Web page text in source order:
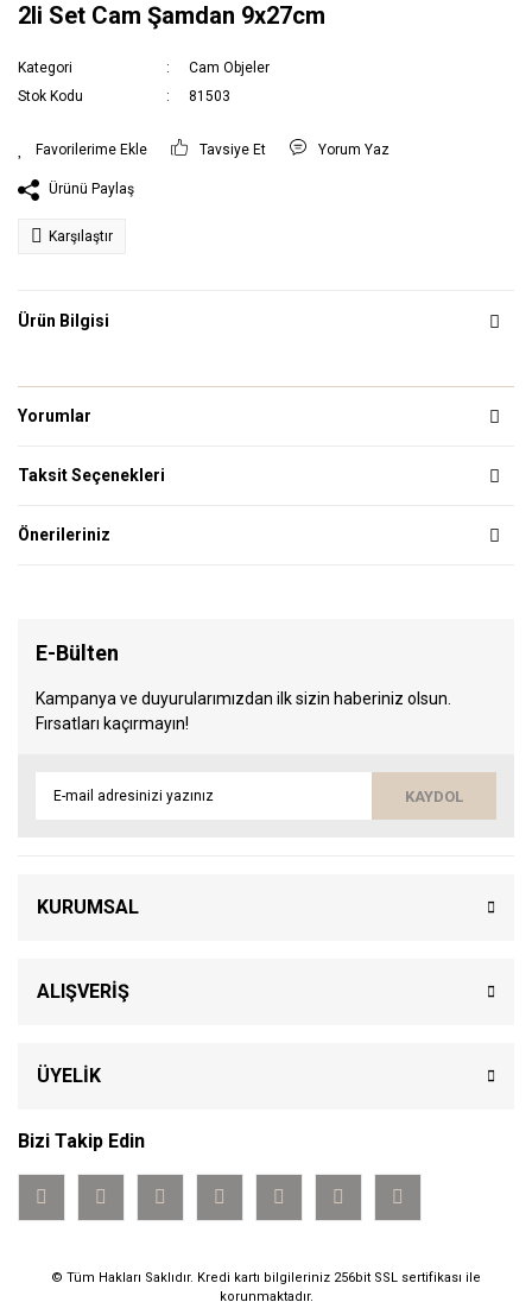
2li Set Cam Şamdan 9x27cm
Kategori
Cam Objeler
Stok Kodu
81503
Tavsiye Et Yorum Yaz
Ürünü Paylaş
Karşılaştır
Ürün Bilgisi
Yorumlar
Taksit Seçenekleri
Önerileriniz
E-Bülten
Kampanya ve duyurularımızdan ilk sizin haberiniz olsun.
Fırsatları kaçırmayın!
KAYDOL
KURUMSAL
ALIŞVERİŞ
ÜYELİK
Bizi Takip Edin
© Tüm Hakları Saklıdır. Kredi kartı bilgileriniz 256bit SSL sertifikası ile
korunmaktadır.